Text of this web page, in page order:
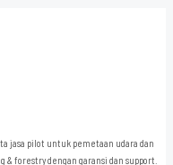
jasa pilot untuk pemetaan udara dan
forestry dengan garansi dan support.